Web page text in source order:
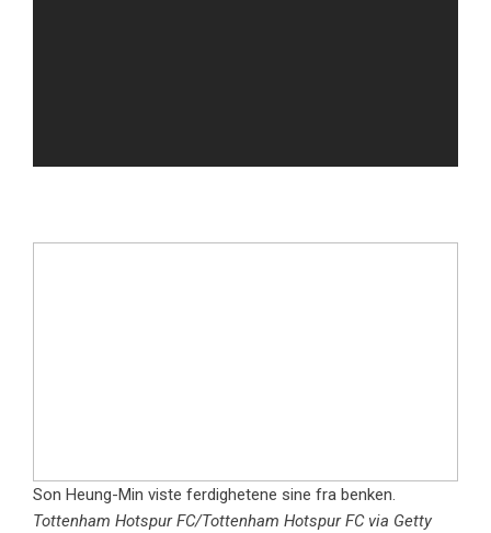
Son Heung-Min viste ferdighetene sine fra benken.
Tottenham Hotspur FC/Tottenham Hotspur FC via Getty